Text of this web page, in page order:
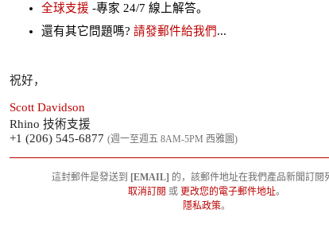
全球支援 -專家 24/7 線上解答。
還有其它問題嗎? 請發郵件給我們...
祝好，
Scott Davidson
Rhino 技術支援
+1 (206) 545-6877 (週一至週五 8AM-5PM 西雅圖)
這封郵件是發送到 [EMAIL] 的，該郵件地址在我們產品新聞訂閱
取消訂閱 或 更改您的電子郵件地址。
隱私政策。